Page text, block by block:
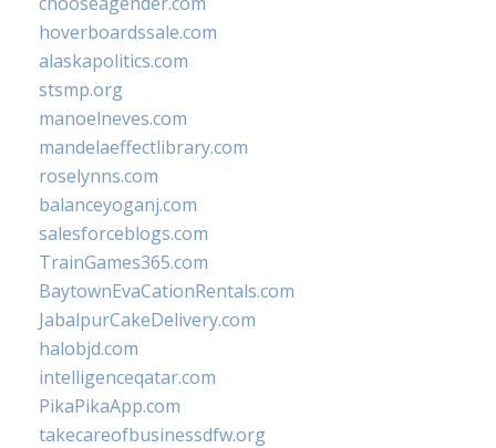
hoverboardssale.com
alaskapolitics.com
stsmp.org
manoelneves.com
mandelaeffectlibrary.com
roselynns.com
balanceyoganj.com
salesforceblogs.com
TrainGames365.com
BaytownEvaCationRentals.com
JabalpurCakeDelivery.com
halobjd.com
intelligenceqatar.com
PikaPikaApp.com
takecareofbusinessdfw.org